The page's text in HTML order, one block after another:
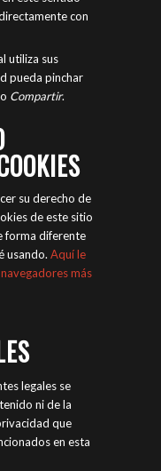
con
utiliza sus
pueda pinchar
o Compartir.
su derecho de
de este sitio
forma diferente
usando. Aquí le
más
legales se
ni de la
que
en esta